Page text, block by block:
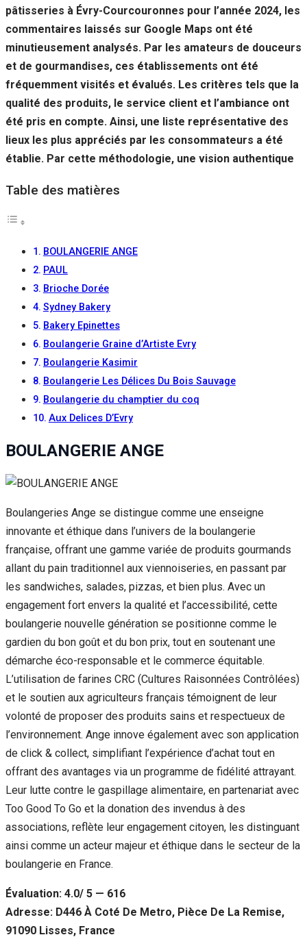
pâtisseries à Évry-Courcouronnes pour l’année 2024, les
commentaires laissés sur Google Maps ont été
minutieusement analysés. Par les amateurs de douceurs
et de gourmandises, ces établissements ont été
fréquemment visités et évalués. Les critères tels que la
qualité des produits, le service client et l’ambiance ont
été pris en compte. Ainsi, une liste représentative des
lieux les plus appréciés par les consommateurs a été
établie. Par cette méthodologie, une vision authentique
Table des matières
BOULANGERIE ANGE
PAUL
Brioche Dorée
Sydney Bakery
Bakery Epinettes
Boulangerie Graine d’Artiste Evry
Boulangerie Kasimir
Boulangerie Les Délices Du Bois Sauvage
Boulangerie du champtier du coq
Aux Delices D’Evry
BOULANGERIE ANGE
Boulangeries Ange se distingue comme une enseigne
innovante et éthique dans l’univers de la boulangerie
française, offrant une gamme variée de produits gourmands
allant du pain traditionnel aux viennoiseries, en passant par
les sandwiches, salades, pizzas, et bien plus. Avec un
engagement fort envers la qualité et l’accessibilité, cette
boulangerie nouvelle génération se positionne comme le
gardien du bon goût et du bon prix, tout en soutenant une
démarche éco-responsable et le commerce équitable.
L’utilisation de farines CRC (Cultures Raisonnées Contrôlées)
et le soutien aux agriculteurs français témoignent de leur
volonté de proposer des produits sains et respectueux de
l’environnement. Ange innove également avec son application
de click & collect, simplifiant l’expérience d’achat tout en
offrant des avantages via un programme de fidélité attrayant.
Leur lutte contre le gaspillage alimentaire, en partenariat avec
Too Good To Go et la donation des invendus à des
associations, reflète leur engagement citoyen, les distinguant
ainsi comme un acteur majeur et éthique dans le secteur de la
boulangerie en France.
Évaluation: 4.0/ 5 — 616
Adresse: D446 À Coté De Metro, Pièce De La Remise,
91090 Lisses, France